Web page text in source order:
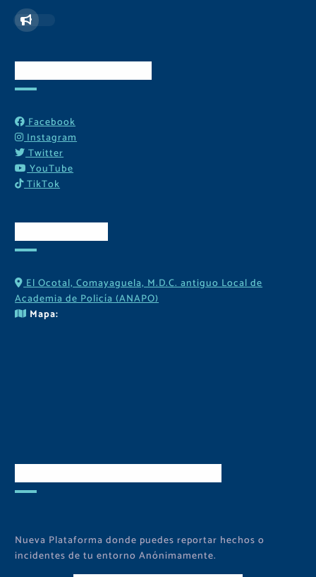
Facebook
Instagram
Twitter
YouTube
TikTok
El Ocotal, Comayaguela, M.D.C. antiguo Local de
Academia de Policía (ANAPO)
Mapa:
Nueva Plataforma donde puedes reportar hechos o
incidentes de tu entorno Anónimamente.